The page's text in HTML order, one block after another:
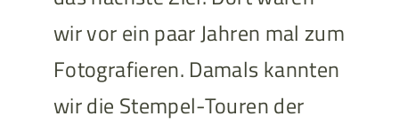
wir vor ein paar Jahren mal zum
Fotografieren. Damals kannten
wir die Stempel-Touren der